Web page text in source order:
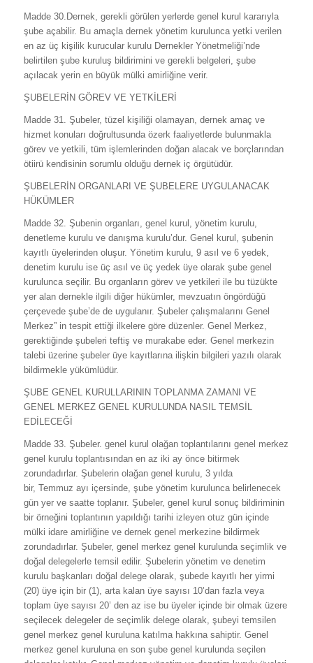
Madde 30.Dernek, gerekli görülen yerlerde genel kurul kararıyla
şube açabilir. Bu amaçla dernek yönetim kurulunca yetki verilen
en az üç kişilik kurucular kurulu Dernekler Yönetmeliği’nde
belirtilen şube kuruluş bildirimini ve gerekli belgeleri, şube
açılacak yerin en büyük mülki amirliğine verir.
ŞUBELERİN GÖREV VE YETKİLERİ
Madde 31. Şubeler, tüzel kişiliği olamayan, dernek amaç ve
hizmet konuları doğrultusunda özerk faaliyetlerde bulunmakla
görev ve yetkili, tüm işlemlerinden doğan alacak ve borçlarından
ötiirü kendisinin sorumlu olduğu dernek iç örgütüdür.
ŞUBELERİN ORGANLARI VE ŞUBELERE UYGULANACAK
HÜKÜMLER
Madde 32. Şubenin organları, genel kurul, yönetim kurulu,
denetleme kurulu ve danışma kurulu’dur. Genel kurul, şubenin
kayıtlı üyelerinden oluşur. Yönetim kurulu, 9 asıl ve 6 yedek,
denetim kurulu ise üç asıl ve üç yedek üye olarak şube genel
kurulunca seçilir. Bu organların görev ve yetkileri ile bu tüzükte
yer alan dernekle ilgili diğer hükümler, mevzuatın öngördüğü
çerçevede şube’de de uygulanır. Şubeler çalışmalarını Genel
Merkez” in tespit ettiği ilkelere göre düzenler. Genel Merkez,
gerektiğinde şubeleri teftiş ve murakabe eder. Genel merkezin
talebi üzerine şubeler üye kayıtlarına ilişkin bilgileri yazılı olarak
bildirmekle yükümlüdür.
ŞUBE GENEL KURULLARININ TOPLANMA ZAMANI VE
GENEL MERKEZ GENEL KURULUNDA NASIL TEMSİL
EDİLECEĞİ
Madde 33. Şubeler. genel kurul olağan toplantılarını genel merkez
genel kurulu toplantısından en az iki ay önce bitirmek
zorundadırlar. Şubelerin olağan genel kurulu, 3 yılda
bir, Temmuz ayı içersinde, şube yönetim kurulunca belirlenecek
gün yer ve saatte toplanır. Şubeler, genel kurul sonuç bildiriminin
bir örneğini toplantının yapıldığı tarihi izleyen otuz gün içinde
mülki idare amirliğine ve dernek genel merkezine bildirmek
zorundadırlar. Şubeler, genel merkez genel kurulunda seçimlik ve
doğal delegelerle temsil edilir. Şubelerin yönetim ve denetim
kurulu başkanları doğal delege olarak, şubede kayıtlı her yirmi
(20) üye için bir (1), arta kalan üye sayısı 10’dan fazla veya
toplam üye sayısı 20’ den az ise bu üyeler içinde bir olmak üzere
seçilecek delegeler de seçimlik delege olarak, şubeyi temsilen
genel merkez genel kuruluna katılma hakkına sahiptir. Genel
merkez genel kuruluna en son şube genel kurulunda seçilen